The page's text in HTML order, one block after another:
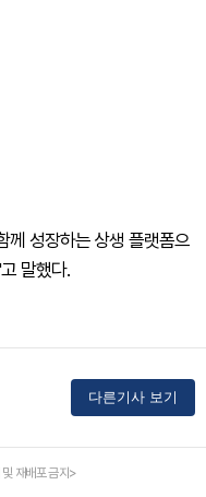
께 성장하는 상생 플랫폼으
말했다.
다른기사 보기
재배포 금지>